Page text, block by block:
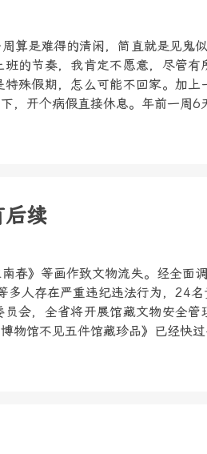
算是难得的清闲，简直就是见鬼
的节奏，我肯定不愿意，尽管有
殊假期，怎么可能不回家。加上
，开个病假直接休息。年前一周6
后续
春》等画作致文物流失。经全面
多人存在严重违纪违法行为，24
会，全省将开展馆藏文物安全管
物馆不见五件馆藏珍品》已经快